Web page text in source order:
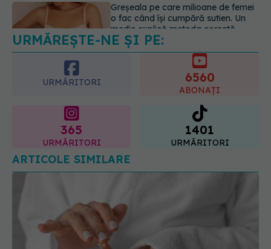
cu cancer de col uterin nu mai ajung
la operație. Dr. Sorin Bogdan
(SANADOR): Intervenția
chirurgicală, doar în situații
particulare
URMĂRITORI 6560
365 1401
URMĂRITORI
ARTICOLE SIMILARE